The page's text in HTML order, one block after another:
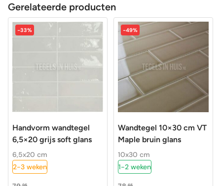
Gerelateerde producten
-33%
Handvorm wandtegel
6,5×20 grijs soft glans
6,5x20 cm
2-3 weken
-49%
Wandtegel 10×30 cm VT
Maple bruin glans
10x30 cm
1-2 weken